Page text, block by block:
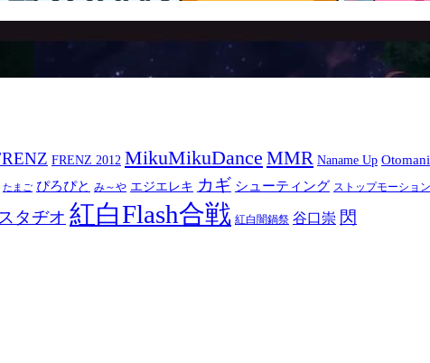
FRENZ 2012 MikuMikuDance MMR Naname Up
たまご ぴろぴと み～や エジエレキ カギ シューティング ストップモーショ
タヂオ 紅白Flash合戦 紅白闇鍋祭 谷口崇 閃